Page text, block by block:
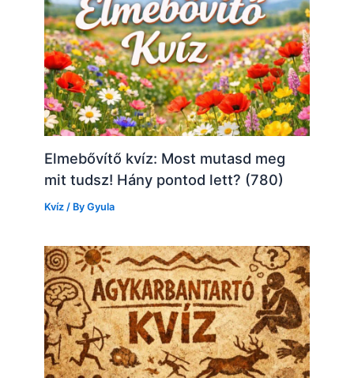
Elmebővítő kvíz: Most mutasd meg
mit tudsz! Hány pontod lett? (780)
Kvíz / ByGyula